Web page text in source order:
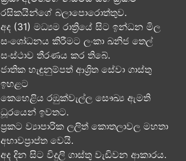
රසිකයින්ගේ බලාපොරොත්තුව.
අද (31) මධ්‍යම රාත්‍රියේ සිට ඉන්ධන මිල
සංශෝධනය කිරීමට ලංකා ඛනිජ තෙල්
සංස්ථාව තීරණය කර තිබේ.
ජාතික හැඳුනුම්පත් ආශ්‍රිත සේවා ගාස්තු
ඉහළට
කෙහෙළිය රඹුක්වැල්ල සෞඛ්‍ය ඇමති
ධූරයෙන් ඉවතට​.
ප්‍රකට ව්‍යාපාරික ලලිත් කොතලාවල මහතා
අභාවප්‍රාප්ත වෙයි.
අද දින​ සිට විදුලි ගාස්තු වැඩිවන ආකාරය​.